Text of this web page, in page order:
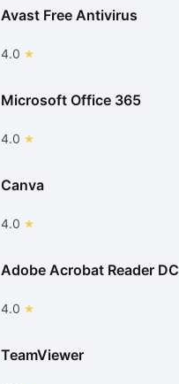
Avast Free Antivirus
4.0
Microsoft Office 365
4.0
Canva
4.0
Adobe Acrobat Reader DC
4.0
TeamViewer